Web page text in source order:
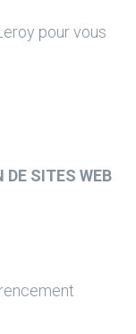
pour vous
SITES WEB